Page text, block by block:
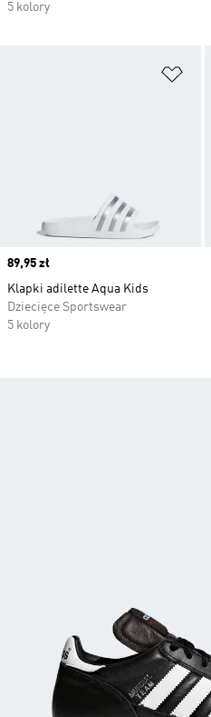
5 kolory
Price
89,95 zł
Klapki adilette Aqua Kids
Dziecięce Sportswear
5 kolory